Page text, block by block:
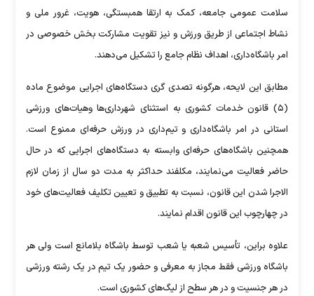
سلامت عمومی جامعه، کمک به ارتقا همبستگی، هویت، غرور ملی و
نشاط اجتماعی از طریق ورزش و نیز تقویت مشارکت بخش خصوصی در
امر باشگاه‌داری، اهداف نظام جامع را تشکیل می‌دهند.
مطابق این لایحه، هرگونه تصدی گری دستگاه‌های اجرایی موضوع ماده
(۵) قانون خدمات کشوری به استثنای شهرداری‌ها وهیات‌های ورزشی
استانی در امر باشگاه‌داری و تیم‌داری در ورزش حرفه‌ای ممنوع است.
همچنین باشگاه‌های حرفه‌ای وابسته به دستگاه‌های اجرایی که در حال
حاضر فعالیت می‌نمایند، مکلفند حداکثر به مدت دو سال از زمان لازم
الاجرا شدن این قانون، نسبت به تطبیق و تعیین تکلیف فعالیت‌های خود
در چهارچوب این قانون اقدام نمایند.
علاوه براین، تأسیس شعبه یا شعب توسط باشگاه بلامانع است ولی هر
باشگاه ورزشی فقط مجاز به معرفی و حضور یک تیم در یک رشته ورزشی
در هر جنسیت و در هر سطح از لیگ‌های کشوری است.